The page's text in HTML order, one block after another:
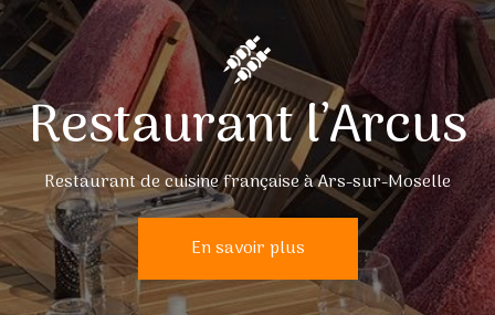
Restaurant l’Arcus
Privatisation du restaurant pour des événements de groupe
En savoir plus